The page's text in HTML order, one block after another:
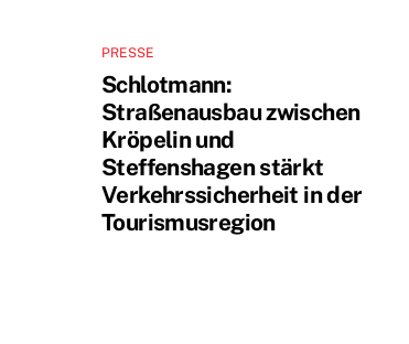
PRESSE
Schlotmann:
Straßenausbau zwischen
Kröpelin und
Steffenshagen stärkt
Verkehrssicherheit in der
Tourismusregion